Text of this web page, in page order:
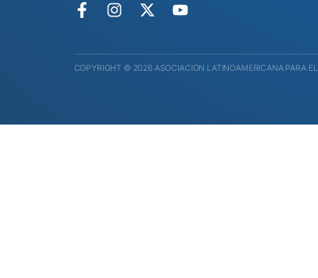
COPYRIGHT © 2026 ASOCIACIÓN LATINOAMERICANA PARA